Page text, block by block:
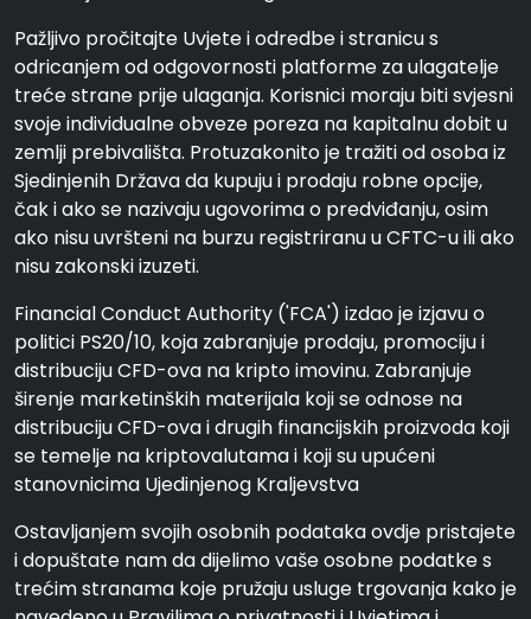
Pažljivo pročitajte Uvjete i odredbe i stranicu s
odricanjem od odgovornosti platforme za ulagatelje
treće strane prije ulaganja. Korisnici moraju biti svjesni
svoje individualne obveze poreza na kapitalnu dobit u
zemlji prebivališta. Protuzakonito je tražiti od osoba iz
Sjedinjenih Država da kupuju i prodaju robne opcije,
čak i ako se nazivaju ugovorima o predviđanju, osim
ako nisu uvršteni na burzu registriranu u CFTC-u ili ako
nisu zakonski izuzeti.
Financial Conduct Authority ('FCA') izdao je izjavu o
politici PS20/10, koja zabranjuje prodaju, promociju i
distribuciju CFD-ova na kripto imovinu. Zabranjuje
širenje marketinških materijala koji se odnose na
distribuciju CFD-ova i drugih financijskih proizvoda koji
se temelje na kriptovalutama i koji su upućeni
stanovnicima Ujedinjenog Kraljevstva
Ostavljanjem svojih osobnih podataka ovdje pristajete
i dopuštate nam da dijelimo vaše osobne podatke s
trećim stranama koje pružaju usluge trgovanja kako je